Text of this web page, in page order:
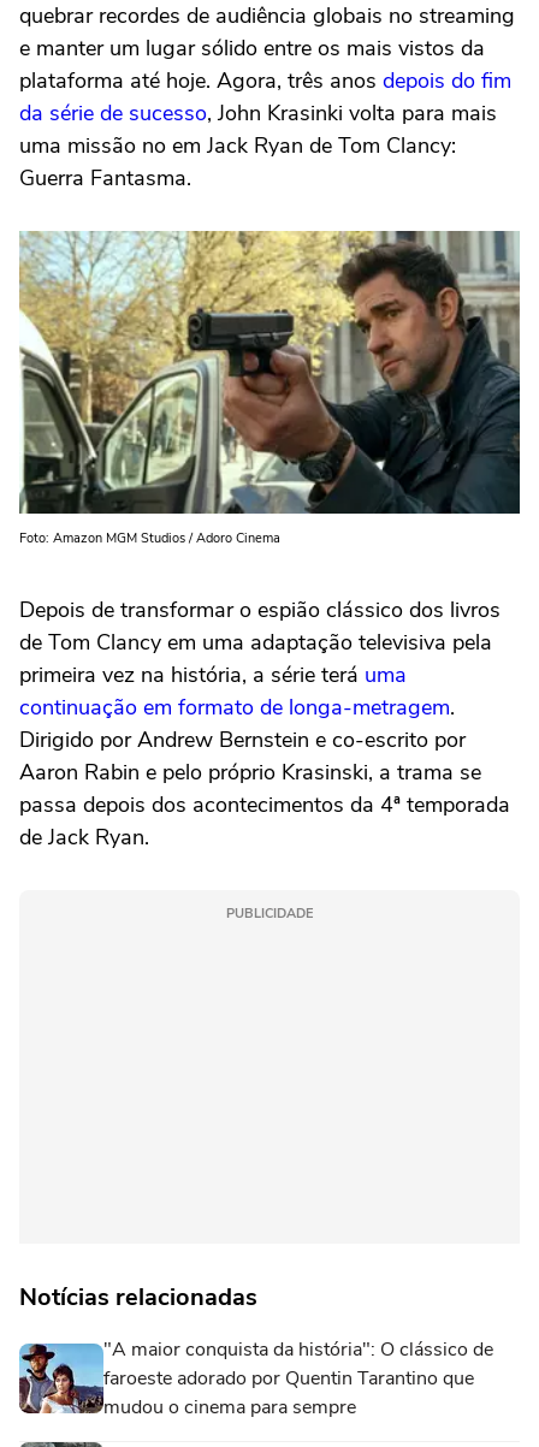
quebrar recordes de audiência globais no streaming
e manter um lugar sólido entre os mais vistos da
plataforma até hoje. Agora, três anos depois do fim
da série de sucesso, John Krasinki volta para mais
uma missão no em Jack Ryan de Tom Clancy:
Guerra Fantasma.
Foto: Amazon MGM Studios / Adoro Cinema
Depois de transformar o espião clássico dos livros
de Tom Clancy em uma adaptação televisiva pela
primeira vez na história, a série terá uma
continuação em formato de longa-metragem.
Dirigido por Andrew Bernstein e co-escrito por
Aaron Rabin e pelo próprio Krasinski, a trama se
passa depois dos acontecimentos da 4ª temporada
de Jack Ryan.
PUBLICIDADE
Notícias relacionadas
"A maior conquista da história": O clássico de
faroeste adorado por Quentin Tarantino que
mudou o cinema para sempre